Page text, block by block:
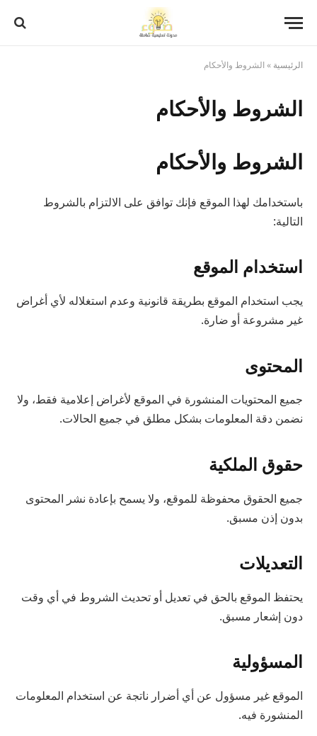
الرئيسية » الشروط والأحكام
الشروط والأحكام
الشروط والأحكام
باستخدامك لهذا الموقع فإنك توافق على الالتزام بالشروط
التالية:
استخدام الموقع
يجب استخدام الموقع بطريقة قانونية وعدم استغلاله لأي أغراض
غير مشروعة أو ضارة.
المحتوى
جميع المحتويات المنشورة في الموقع لأغراض إعلامية فقط، ولا
نضمن دقة المعلومات بشكل مطلق في جميع الحالات.
حقوق الملكية
جميع الحقوق محفوظة للموقع، ولا يسمح بإعادة نشر المحتوى
بدون إذن مسبق.
التعديلات
يحتفظ الموقع بالحق في تعديل أو تحديث الشروط في أي وقت
دون إشعار مسبق.
المسؤولية
الموقع غير مسؤول عن أي أضرار ناتجة عن استخدام المعلومات
المنشورة فيه.